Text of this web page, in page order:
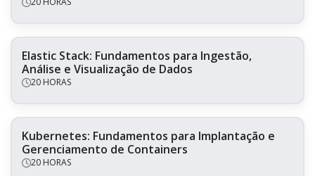
Elastic Stack: Fundamentos para Ingestão,
Análise e Visualização de Dados
20 HORAS
Kubernetes: Fundamentos para Implantação e
Gerenciamento de Containers
20 HORAS